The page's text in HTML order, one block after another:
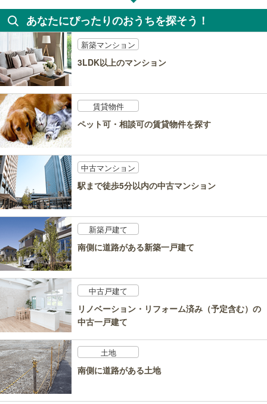
あなたにぴったりのおうちを探そう！
新築マンション
3LDK以上のマンション
賃貸物件
ペット可・相談可の賃貸物件を探す
中古マンション
駅まで徒歩5分以内の中古マンション
新築戸建て
南側に道路がある新築一戸建て
中古戸建て
リノベーション・リフォーム済み（予定含む）の
中古一戸建て
土地
南側に道路がある土地